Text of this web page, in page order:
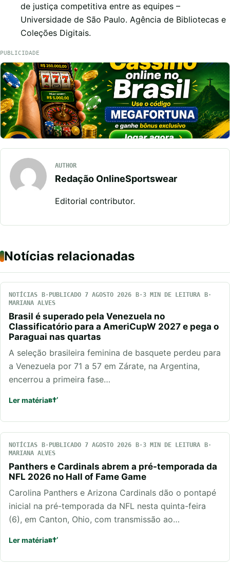
de justiça competitiva entre as equipes –
Universidade de São Paulo. Agência de Bibliotecas e
Coleções Digitais.
PUBLICIDADE
AUTHOR
Redação OnlineSportswear
Editorial contributor.
Notícias relacionadas
NOTÍCIAS PUBLICADO 7 AGOSTO 2026
3 MIN DE LEITURA
MARIANA ALVES
Brasil é superado pela Venezuela no
Classificatório para a AmeriCupW 2027 e pega o
Paraguai nas quartas
A seleção brasileira feminina de basquete perdeu para
a Venezuela por 71 a 57 em Zárate, na Argentina,
encerrou a primeira fase…
Ler matéria
NOTÍCIAS PUBLICADO 7 AGOSTO 2026
3 MIN DE LEITURA
MARIANA ALVES
Panthers e Cardinals abrem a pré-temporada da
NFL 2026 no Hall of Fame Game
Carolina Panthers e Arizona Cardinals dão o pontapé
inicial na pré-temporada da NFL nesta quinta-feira
(6), em Canton, Ohio, com transmissão ao…
Ler matéria